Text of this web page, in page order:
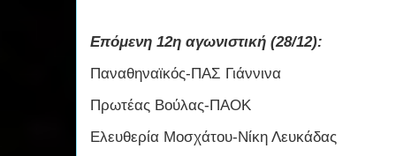
Επόμενη 12η αγωνιστική (28/12):
Παναθηναϊκός-ΠΑΣ Γιάννινα
Πρωτέας Βούλας-ΠΑΟΚ
Ελευθερία Μοσχάτου-Νίκη Λευκάδας